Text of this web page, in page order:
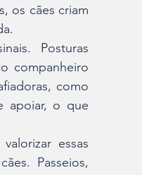
os cães criam
Posturas
companheiro
como
apoiar, o que
essas
Passeios,